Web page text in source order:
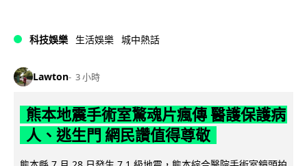
科技娛樂 生活娛樂 城中熱話
Lawton 3 小時
熊本地震手術室驚魂片瘋傳 醫護保護病
人、逃生門 網民讚值得尊敬